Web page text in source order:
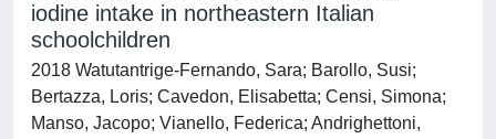
iodine intake in northeastern Italian
schoolchildren
2018 Watutantrige-Fernando, Sara; Barollo, Susi;
Bertazza, Loris; Cavedon, Elisabetta; Censi, Simona;
Manso, Jacopo; Vianello, Federica; Andrighettoni,